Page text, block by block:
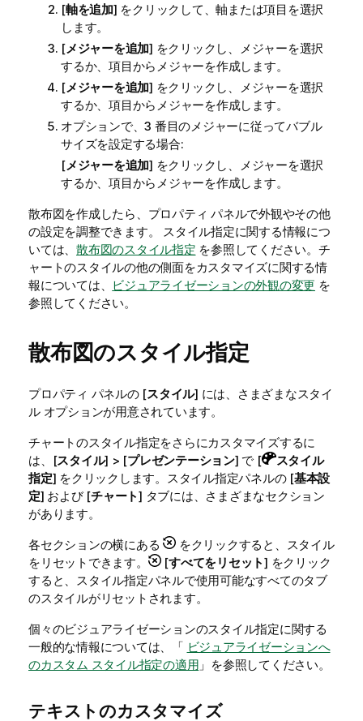
[軸を追加] をクリックして、軸または項目を選択
します。
[メジャーを追加] をクリックし、メジャーを選択
するか、項目からメジャーを作成します。
[メジャーを追加] をクリックし、メジャーを選択
するか、項目からメジャーを作成します。
オプションで、3 番目のメジャーに従ってバブル
サイズを設定する場合:
[メジャーを追加] をクリックし、メジャーを選択
するか、項目からメジャーを作成します。
散布図を作成したら、プロパティ パネルで外観やその他
の設定を調整できます。
スタイル指定に関する情報につ
いては、 散布図のスタイル指定 を参照してください。チ
ャートのスタイルの他の側面をカスタマイズに関する情
報については、 ビジュアライゼーションの外観の変更 を
参照してください。
散布図のスタイル指定
プロパティ パネルの [スタイル] には、さまざまなスタイ
ル オプションが用意されています。
チャートのスタイル指定をさらにカスタマイズするに
は、[スタイル] > [プレゼンテーション] で [
スタイル
指定] をクリックします。スタイル指定パネルの [基本設
定] および [チャート] タブには、さまざまなセクション
があります。
各セクションの横にある
をクリックすると、スタイル
をリセットできます。
[すべてをリセット] をクリック
すると、スタイル指定パネルで使用可能なすべてのタブ
のスタイルがリセットされます。
個々のビジュアライゼーションのスタイル指定に関する
一般的な情報については、「 ビジュアライゼーションへ
のカスタム スタイル指定の適用 」を参照してください。
テキストのカスタマイズ